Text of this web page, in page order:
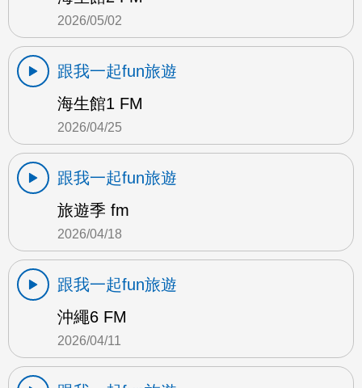
2026/05/02
跟我一起fun旅遊
海生館1 FM
2026/04/25
跟我一起fun旅遊
旅遊季 fm
2026/04/18
跟我一起fun旅遊
沖繩6 FM
2026/04/11